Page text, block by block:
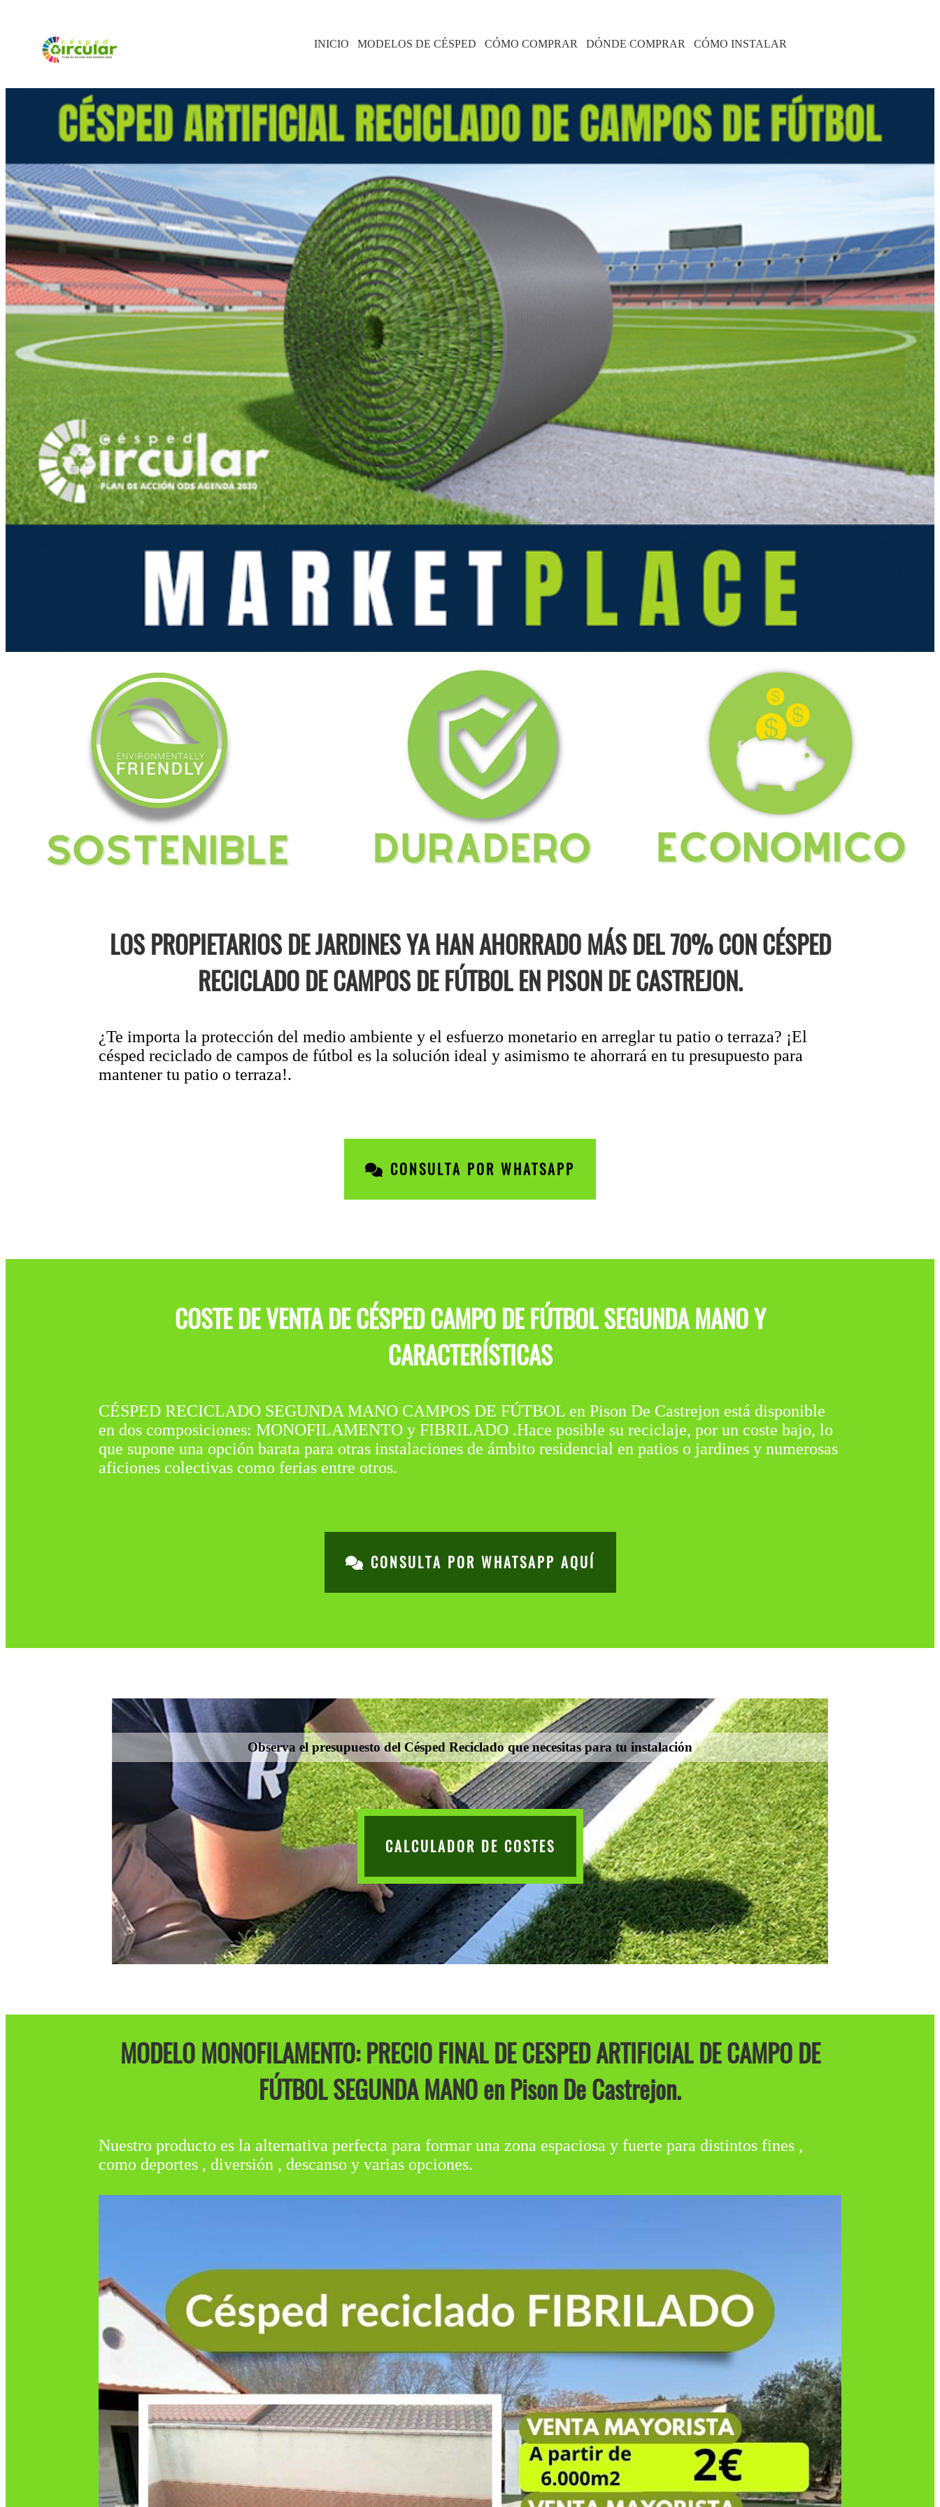
INICIO MODELOS DE CÉSPED CÓMO COMPRAR DÓNDE COMPRAR CÓMO INSTALAR
LOS PROPIETARIOS DE JARDINES YA HAN AHORRADO MÁS DEL 70% CON CÉSPED
RECICLADO DE CAMPOS DE FÚTBOL EN PISON DE CASTREJON.
¿Te importa la protección del medio ambiente y el esfuerzo monetario en arreglar tu patio o terraza? ¡El
césped reciclado de campos de fútbol es la solución ideal y asimismo te ahorrará en tu presupuesto para
mantener tu patio o terraza!.
CONSULTA POR WHATSAPP
COSTE DE VENTA DE CÉSPED CAMPO DE FÚTBOL SEGUNDA MANO Y
CARACTERÍSTICAS
CÉSPED RECICLADO SEGUNDA MANO CAMPOS DE FÚTBOL en Pison De Castrejon está disponible
en dos composiciones: MONOFILAMENTO y FIBRILADO .Hace posible su reciclaje, por un coste bajo, lo
que supone una opción barata para otras instalaciones de ámbito residencial en patios o jardines y numerosas
aficiones colectivas como ferias entre otros.
CONSULTA POR WHATSAPP AQUÍ
Observa el presupuesto del Césped Reciclado que necesitas para tu instalación
CALCULADOR DE COSTES
MODELO MONOFILAMENTO: PRECIO FINAL DE CESPED ARTIFICIAL DE CAMPO DE
FÚTBOL SEGUNDA MANO en Pison De Castrejon.
Nuestro producto es la alternativa perfecta para formar una zona espaciosa y fuerte para distintos fines ,
como deportes , diversión , descanso y varias opciones.